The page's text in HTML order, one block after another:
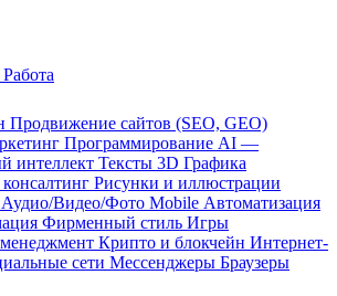
Работа
Продвижение сайтов (SEO, GEO)
Программирование AI —
интеллект Тексты 3D Графика
Рисунки и иллюстрации
Аудио/Видео/Фото Mobile Автоматизация
Фирменный стиль Игры
Крипто и блокчейн Интернет-
сети Мессенджеры Браузеры